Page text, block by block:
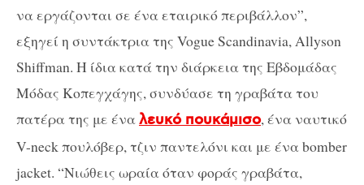
να εργάζονται σε ένα εταιρικό περιβάλλον”,
εξηγεί η συντάκτρια της Vogue Scandinavia, Allyson
Shiffman. Η ίδια κατά την διάρκεια της Εβδομάδας
Μόδας Κοπεγχάγης, συνδύασε τη γραβάτα του
πατέρα της με έναλευκό πουκάμισο, ένα ναυτικό
V-neck πουλόβερ, τζιν παντελόνι και με ένα bomber
jacket. “Νιώθεις ωραία όταν φοράς γραβάτα,